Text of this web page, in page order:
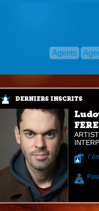
Agents
DERNIERS INSCRITS
7